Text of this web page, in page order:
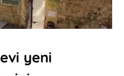
yeni